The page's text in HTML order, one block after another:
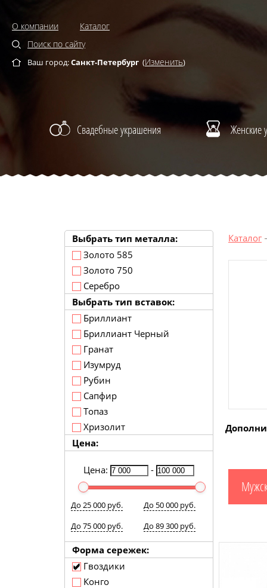
О компании
Каталог
Поиск по сайту
Ваш город:Санкт-Петербург (Изменить)
Свадебные украшения Женские
Выбрать тип металла:
Золото 585
Золото 750
Серебро
Выбрать тип вставок:
Бриллиант
Бриллиант Черный
Гранат
Изумруд
Рубин
Сапфир
Топаз
Хризолит
Цена:
Цена: -
До 25 000 руб.
До 50 000 руб.
До 75 000 руб.
До 89 300 руб.
Форма сережек:
Гвоздики
Конго
Каталог